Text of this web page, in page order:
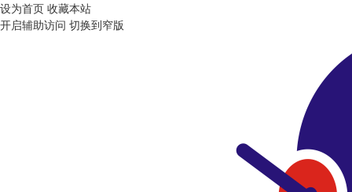
设为首页 收藏本站
开启辅助访问 切换到窄版